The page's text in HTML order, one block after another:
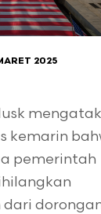
2025
kemarin
pemerintah